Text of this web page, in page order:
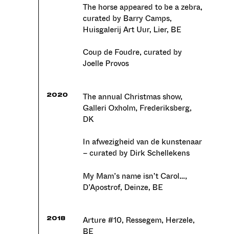
The horse appeared to be a zebra,
curated by Barry Camps,
Huisgalerij Art Uur, Lier, BE
Coup de Foudre, curated by
Joelle Provos
2020
The annual Christmas show,
Galleri Oxholm, Frederiksberg,
DK
In afwezigheid van de kunstenaar
– curated by Dirk Schellekens
My Mam’s name isn’t Carol…,
D’Apostrof, Deinze, BE
2018
Arture #10, Ressegem, Herzele,
BE